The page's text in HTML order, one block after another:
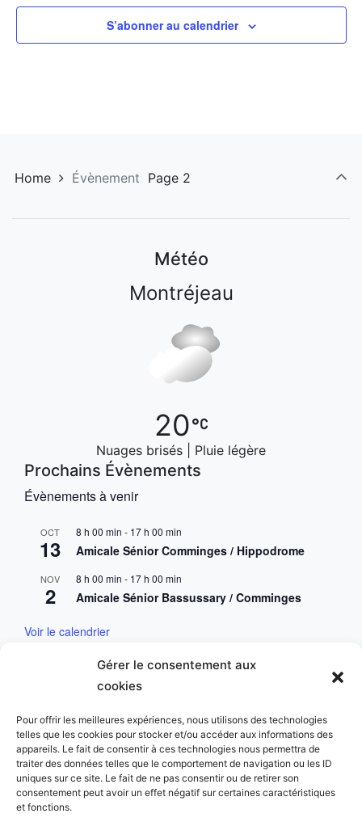
Gérer le consentement aux
cookies
Pour offrir les meilleures expériences, nous utilisons des technologies
telles que les cookies pour stocker et/ou accéder aux informations des
appareils. Le fait de consentir à ces technologies nous permettra de
traiter des données telles que le comportement de navigation ou les ID
uniques sur ce site. Le fait de ne pas consentir ou de retirer son
consentement peut avoir un effet négatif sur certaines caractéristiques
et fonctions.
S’abonner au calendrier
Home Évènement Page 2
Météo
Montréjeau
20
Nuages brisés | Pluie légère
Prochains Évènements
Évènements à venir
OCT
13
8 h 00 min - 17 h 00 min
Amicale Sénior Comminges / Hippodrome
NOV
2
8 h 00 min - 17 h 00 min
Amicale Sénior Bassussary / Comminges
Voir le calendrier
Mentions & Conditions
Charte des données personnelles